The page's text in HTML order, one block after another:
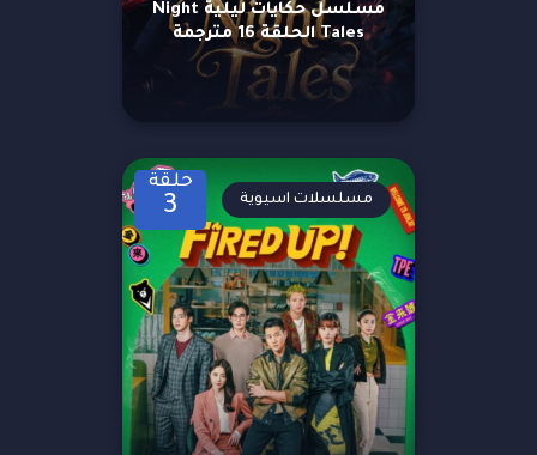
مسلسل حكايات ليلية Night
Tales الحلقة 16 مترجمة
حلقة
3 مسلسلات اسيوية